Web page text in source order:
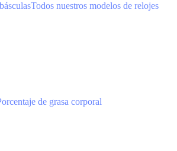
Todos nuestros modelos de relojes
de grasa corporal